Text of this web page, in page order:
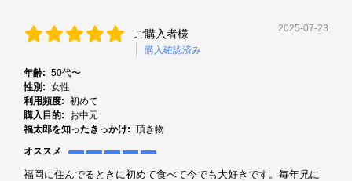
ご購入者様
購入確認済み
2025-07-23
年齢: 50代〜
性別: 女性
利用頻度: 初めて
購入目的:
お中元
福太郎を知ったきっかけ: 頂き物
オススメ
福岡に住んでるときに初めて食べて今でも大好きです。毎年兄に